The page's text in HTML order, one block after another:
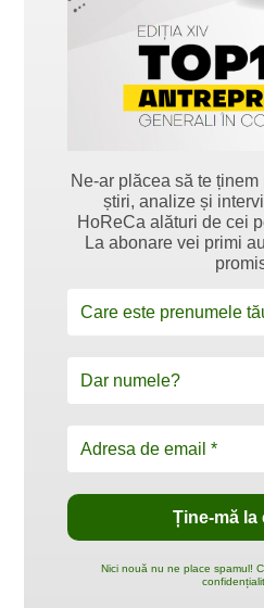
Ne-ar plăcea să te
știri, analize și
HoReCa alături de cei
La abonare vei primi
Nici nouă nu ne place spamul!